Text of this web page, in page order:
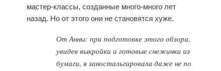
мастер-классы, созданные много-много лет
назад. Но от этого они не становятся хуже.
От Анны: при подготовке этого обзора,
увидев выкройки и готовые снежинки из
бумаги, я заностальгировала даже не по